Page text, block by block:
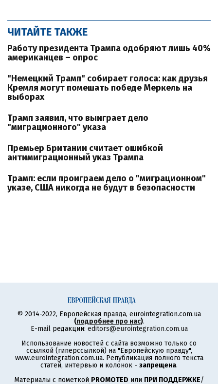
ЧИТАЙТЕ ТАКЖЕ
Работу президента Трампа одобряют лишь 40%
американцев – опрос
"Немецкий Трамп" собирает голоса: как друзья
Кремля могут помешать победе Меркель на
выборах
Трамп заявил, что выиграет дело
"миграционного" указа
Премьер Британии считает ошибкой
антимиграционный указ Трампа
Трамп: если проиграем дело о "миграционном"
указе, США никогда не будут в безопасности
© 2014-2022, Европейская правда, eurointegration.com.ua
(подробнее про нас).
E-mail редакции: editors@eurointegration.com.ua
Использование новостей с сайта возможно только со
ссылкой (гиперссылкой) на "Европейскую правду",
www.eurointegration.com.ua. Републикация полного текста
статей, интервью и колонок - запрещена.
Материалы с пометкой PROMOTED или ПРИ ПОДДЕРЖКЕ/